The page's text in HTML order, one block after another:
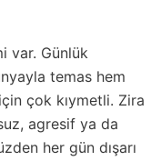
var. Günlük
temas hem
çok kıymetli. Zira
agresif ya da
her gün dışarı